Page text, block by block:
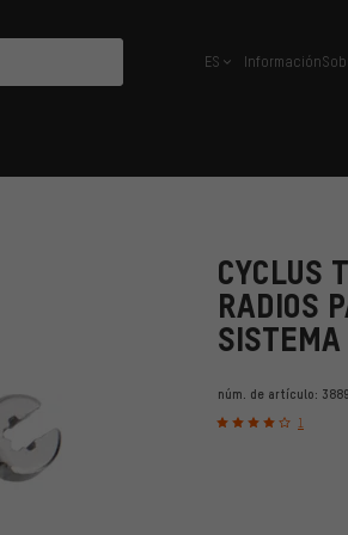
español
ES Información
CYCLUS
RADIOS
núm. de artículo:
1